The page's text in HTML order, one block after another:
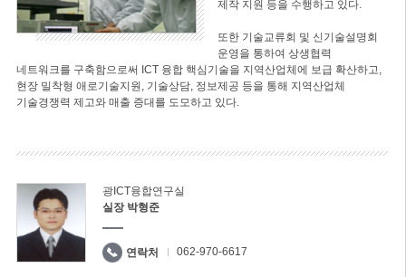
제작 지원 등을 수행하고 있다.
또한 기술교류회 및 신기술설명회
운영을 통하여 상생협력
네트워크를 구축함으로써 ICT 융합 핵심기술을 지역산업체에 보급 확산하고,
현장 밀착형 애로기술지원, 기술상담, 정보제공 등을 통해 지역산업체
기술경쟁력 제고와 매출 증대를 도모하고 있다.
광ICT융합연구실
실장 박형준
연락처 062-970-6617